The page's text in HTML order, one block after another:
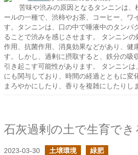
苦味や渋みの原因となるタンニンは、
ールの一種で、渋柿やお茶、コーヒー、ワ
す。タンニンは、口の中で唾液中のタンパ
ることで渋みを感じさせます。 タンニン
作用、抗菌作用、消臭効果などがあり、健
す。しかし、過剰に摂取すると、鉄分の吸
引き起こす可能性があります。 タンニン
にも関与しており、時間の経過とともに変
まろやかにしたり、香りを複雑にしたりし
2023-03-30 土壌環境 緑肥